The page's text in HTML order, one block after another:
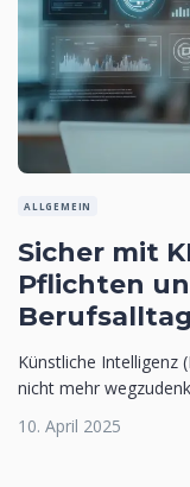
ALLGEMEIN
Sicher mit
Pflichten
Berufsalltag
Künstliche Intelligenz
nicht mehr
10. April 2025